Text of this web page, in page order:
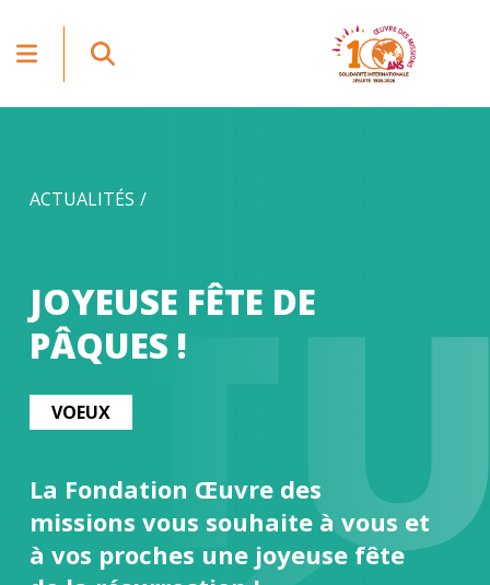
ACTUALITÉS
JOYEUSE FÊTE DE
PÂQUES !
VOEUX
La Fondation Œuvre des
missions vous souhaite à vous et
à vos proches une joyeuse fête